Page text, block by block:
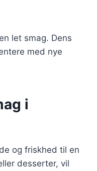
let smag. Dens
med nye
i
og friskhed til en
desserter, vil